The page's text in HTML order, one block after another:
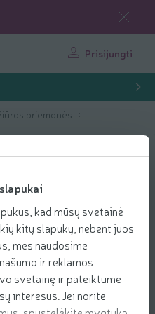
kad mūsų svetainė
kitų slapukų, nebent juos
mes naudosime
ir reklamos
svetainę ir pateiktume
interesus. Jei norite
Prisijungti
priemonės